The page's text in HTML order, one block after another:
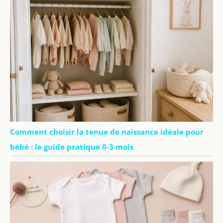
Comment choisir la tenue de naissance idéale pour
bébé : le guide pratique 0-3 mois